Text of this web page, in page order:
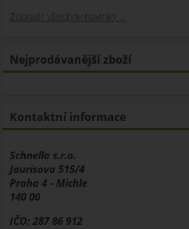
Zobrazit všechny novinky ...
Nejprodávanější zboží
Kontaktní informace
Schnella s.r.o.
Jaurisova 515/4
Praha 4 - Michle
140 00
IČO: 287 86 912